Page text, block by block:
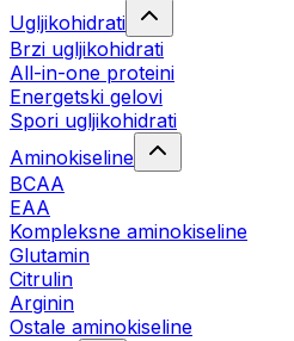
Ugljikohidrati
Brzi ugljikohidrati
All-in-one proteini
Energetski gelovi
Spori ugljikohidrati
Aminokiseline
BCAA
EAA
Kompleksne aminokiseline
Glutamin
Citrulin
Arginin
Ostale aminokiseline